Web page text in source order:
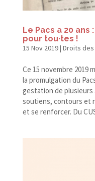
Le Pacs a 20
pour tou·tes !
15 Nov 2019| Droits
Ce 15 novembre 2019
la promulgation du
gestation de plusieurs
soutiens, contours et
et se renforcer. Du